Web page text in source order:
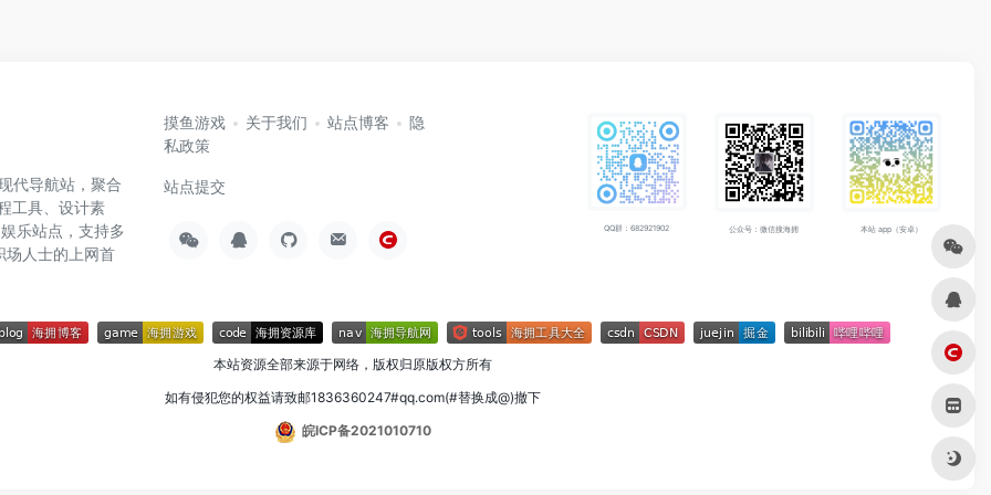
代导航站，聚合
工具、设计素
乐站点，支持多
场人士的上网首
摸鱼游戏 关于我们 站点博客
隐
私政策
站点提交
QQ群：682921902 公众号：微信搜海拥 本站 app（安卓）
本站资源全部来源于网络，版权归原版权方所有
如有侵犯您的权益请致邮1836360247#qq.com(#替换成@)撤下
皖ICP备2021010710